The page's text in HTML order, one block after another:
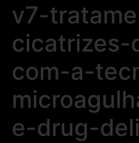
v7-
cicatrizes-
com-a-
e-drug-